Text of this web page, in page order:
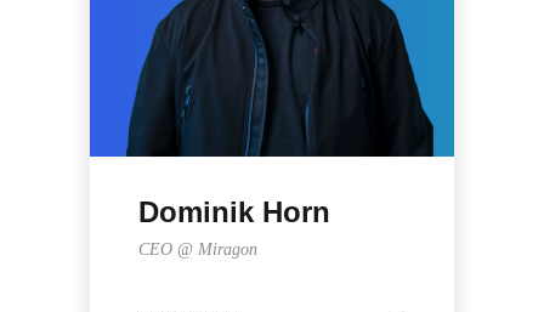
Dominik Horn
CEO @ Miragon